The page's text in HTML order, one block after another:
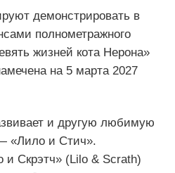
демонстрировать в
полнометражного
жизней кота Нерона»
на 5 марта 2027
и другую любимую
«Лило и Стич».
и Скрэтч» (Lilo & Scrath)